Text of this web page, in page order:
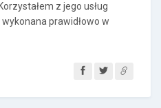
z jego usług
prawidłowo w